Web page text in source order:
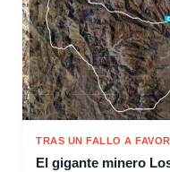
TRAS UN FALLO A
El gigante minero